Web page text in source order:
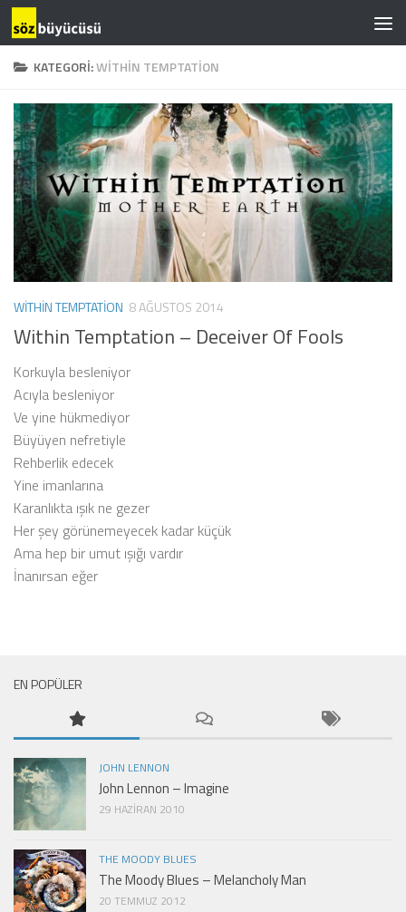
KATEGORI:WITHIN TEMPTATION
WITHIN TEMPTATION 8 AĞUSTOS 2014
Within Temptation – Deceiver Of Fools
Korkuyla besleniyor
Acıyla besleniyor
Ve yine hükmediyor
Büyüyen nefretiyle
Rehberlik edecek
Yine imanlarına
Karanlıkta ışık ne gezer
Her şey görünemeyecek kadar küçük
Ama hep bir umut ışığı vardır
İnanırsan eğer
EN POPÜLER
JOHN LENNON
John Lennon – Imagine
29 HAZIRAN 2010
THE MOODY BLUES
The Moody Blues – Melancholy Man
20 TEMMUZ 2012